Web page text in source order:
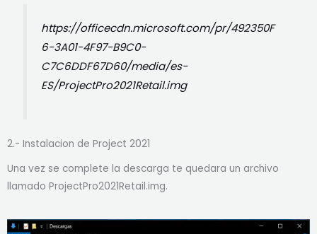
https://officecdn.microsoft.com/pr/492350F
6-3A01-4F97-B9C0-
C7C6DDF67D60/media/es-
ES/ProjectPro2021Retail.img
2.- Instalacion de Project 2021
Una vez se complete la descarga te quedara un archivo
llamado ProjectPro2021Retail.img.